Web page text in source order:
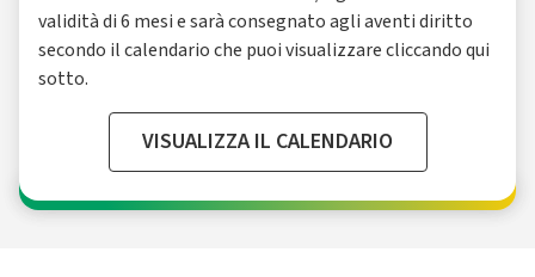
validità di 6 mesi e sarà consegnato agli aventi diritto
secondo il calendario che puoi visualizzare cliccando qui
sotto.
VISUALIZZA IL CALENDARIO